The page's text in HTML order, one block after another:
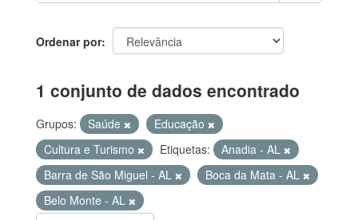
Ordenar por
1 conjunto de dados encontrado
Grupos: Saúde
Educação
Cultura e Turismo
Etiquetas:
Anadia - AL
Barra de São Miguel - AL
Boca da Mata - AL
Belo Monte - AL